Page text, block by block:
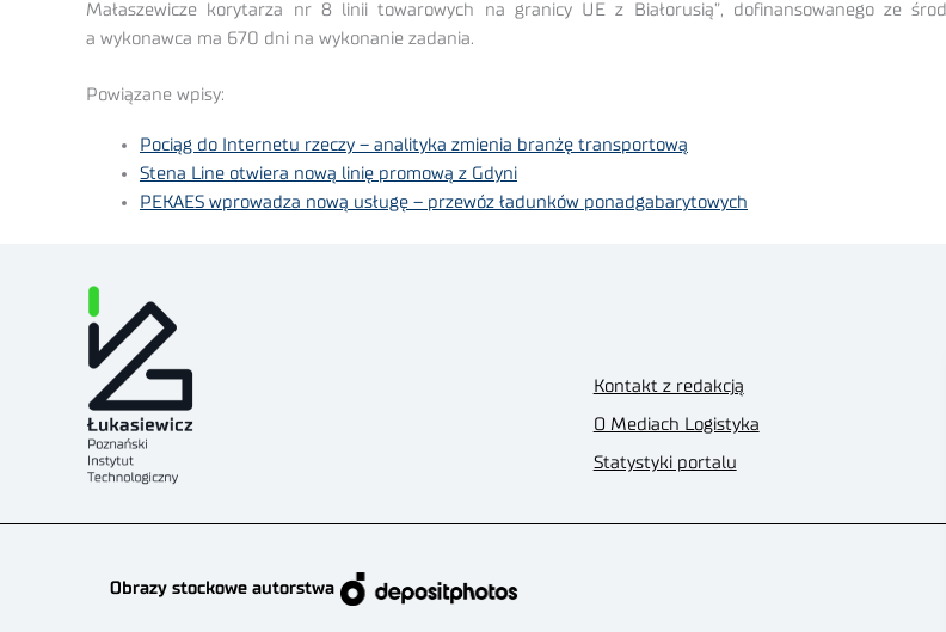
Małaszewicze korytarza nr 8 linii towarowych na granicy UE z Białorusią”, dofinansowanego ze
a wykonawca ma 670 dni na wykonanie zadania.
Powiązane wpisy:
Pociąg do Internetu rzeczy – analityka zmienia branżę transportową
Stena Line otwiera nową linię promową z Gdyni
PEKAES wprowadza nową usługę – przewóz ładunków ponadgabarytowych
Kontakt z redakcją
O Mediach Logistyka
Statystyki portalu
Obrazy stockowe autorstwa